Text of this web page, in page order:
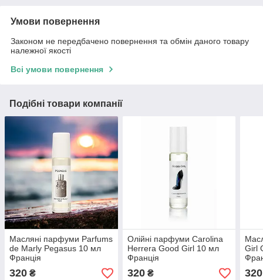
Умови повернення
Законом не передбачено повернення та обмін даного товару
належної якості
Всі умови повернення
Подібні товари компанії
Масляні парфуми Parfums
de Marly Pegasus 10 мл
Франція
320 ₴
Олійні парфуми Carolina
Herrera Good Girl 10 мл
Франція
320₴
Girl
320